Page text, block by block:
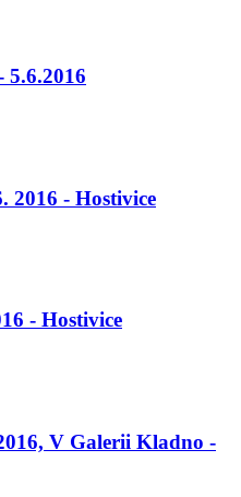
2016 - Hostivice
- Hostivice
V Galerii Kladno -